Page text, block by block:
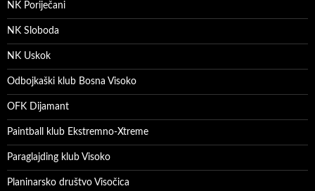
NK Poriječani
NK Sloboda
NK Uskok
Odbojkaški klub Bosna Visoko
OFK Dijamant
Paintball klub Ekstremno-Xtreme
Paraglajding klub Visoko
Planinarsko društvo Visočica